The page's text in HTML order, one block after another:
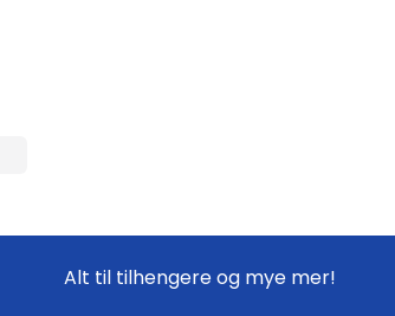
Alt til tilhengere og mye mer!